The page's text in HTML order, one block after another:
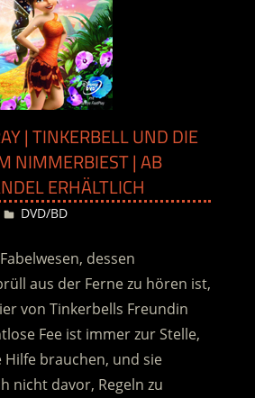
| TINKERBELL UND DIE
NIMMERBIEST | AB
ERHÄLTLICH
Desiree
DVD/BD
dessen
aus der Ferne zu hören ist,
von Tinkerbells Freundin
Fee ist immer zur Stelle,
brauchen, und sie
nicht davor, Regeln zu